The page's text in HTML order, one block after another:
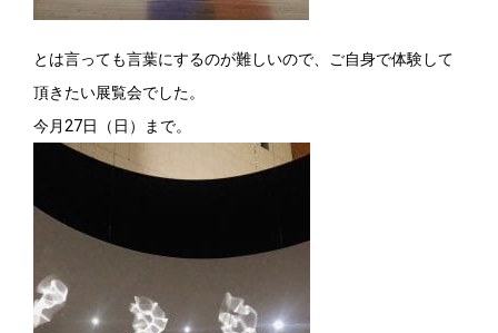
とは言っても言葉にするのが難しいので、ご自身で体験して
頂きたい展覧会でした。
今月27日（日）まで。